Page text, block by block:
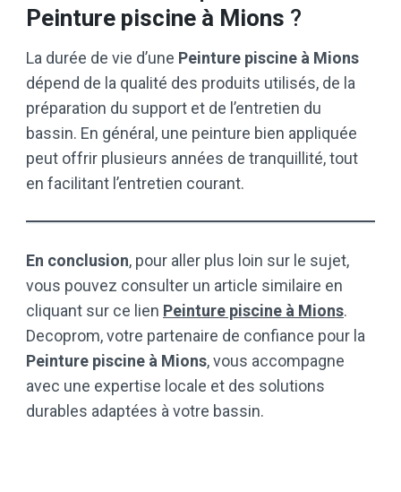
Peinture piscine à Mions ?
La durée de vie d’une Peinture piscine à Mions
dépend de la qualité des produits utilisés, de la
préparation du support et de l’entretien du
bassin. En général, une peinture bien appliquée
peut offrir plusieurs années de tranquillité, tout
en facilitant l’entretien courant.
En conclusion, pour aller plus loin sur le sujet,
vous pouvez consulter un article similaire en
cliquant sur ce lien Peinture piscine à Mions.
Decoprom, votre partenaire de confiance pour la
Peinture piscine à Mions, vous accompagne
avec une expertise locale et des solutions
durables adaptées à votre bassin.